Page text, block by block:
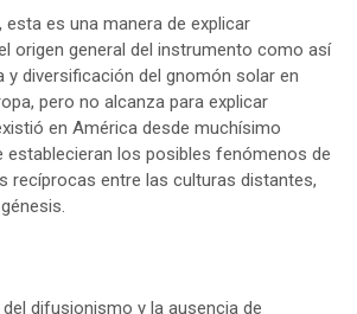
es una manera de explicar
origen general del instrumento como así
y diversificación del gnomón solar en
pero no alcanza para explicar
en América desde muchísimo
establecieran los posibles fenómenos de
recíprocas entre las culturas distantes,
difusionismo y la ausencia de